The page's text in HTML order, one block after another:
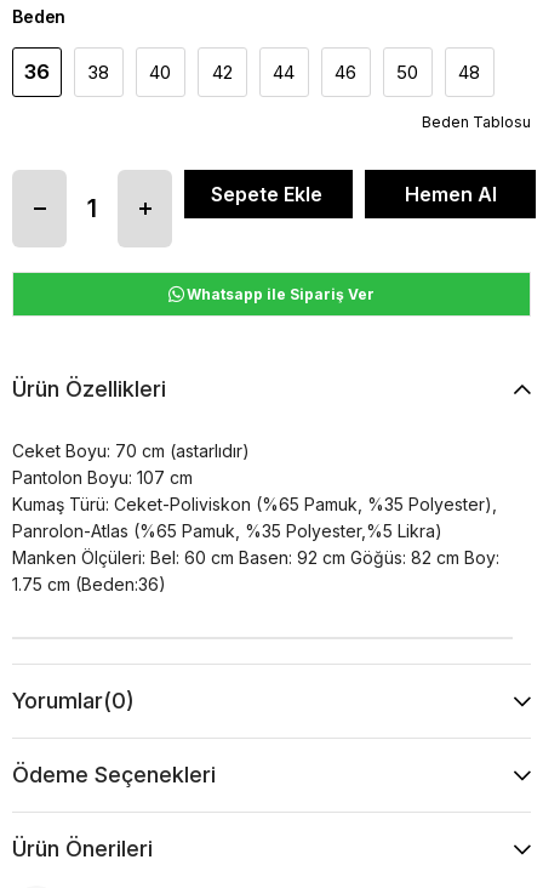
Beden
36 38 40 42 44 46 50 48
Beden Tablosu
Whatsapp ile Sipariş Ver
Ürün Özellikleri
Ceket Boyu: 70 cm (astarlıdır)
Pantolon Boyu: 107 cm
Kumaş Türü: Ceket-Poliviskon (%65 Pamuk, %35 Polyester),
Panrolon-Atlas (%65 Pamuk, %35 Polyester,%5 Likra)
Manken Ölçüleri: Bel: 60 cm Basen: 92 cm Göğüs: 82 cm Boy:
1.75 cm (Beden:36)
Yorumlar(0)
Ödeme Seçenekleri
Ürün Önerileri